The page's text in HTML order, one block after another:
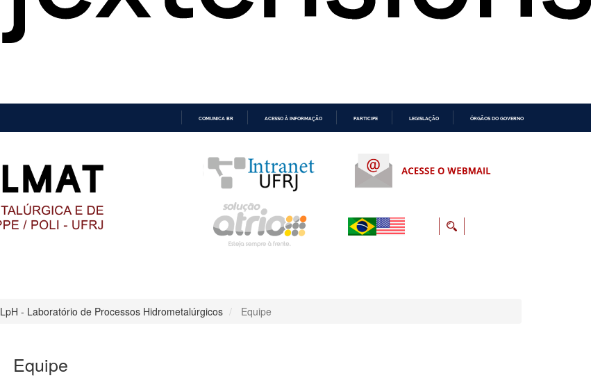
COMUNICA BR ACESSO À INFORMAÇÃO PARTICIPE LEGISLAÇÃO ÓRGÃOS DO GOVERNO
LpH - Laboratório de Processos Hidrometalúrgicos Equipe
Equipe